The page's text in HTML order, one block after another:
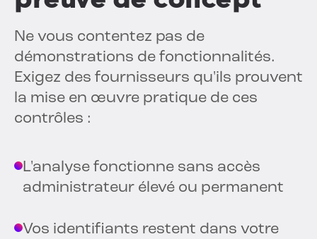
Ne vous contentez pas de
démonstrations de fonctionnalités.
Exigez des fournisseurs qu'ils prouvent
la mise en œuvre pratique de ces
contrôles :
L'analyse fonctionne sans accès
administrateur élevé ou permanent
Vos identifiants restent dans votre